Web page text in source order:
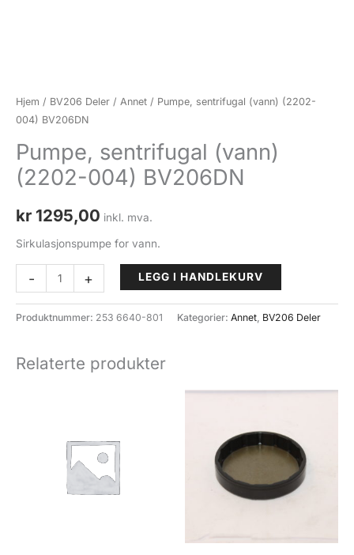
Hjem / BV206 Deler / Annet / Pumpe, sentrifugal (vann) (2202-
004) BV206DN
Pumpe, sentrifugal (vann)
(2202-004) BV206DN
kr 1295,00 inkl. mva.
Sirkulasjonspumpe for vann.
-
sentrifugal
(vann)
BV206DN
+ LEGG I HANDLEKURV
Produktnummer: 253 6640-801 Kategorier: Annet, BV206 Deler
Relaterte produkter